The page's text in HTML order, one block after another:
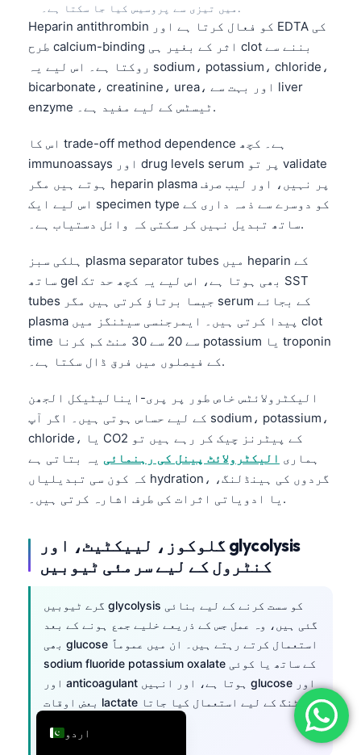
میں تیزی سے پروسیس کیا جا سکتا ہے۔.
Heparin antithrombin کو فعال کرتا ہے اور EDTA کی
طرح calcium-binding اثر کے بغیر ہی clot بننے سے
روکتا ہے۔ اس لیے یہ sodium، potassium، chloride،
bicarbonate، creatinine، urea، اور بہت سے liver
enzyme ٹیسٹس کے لیے مفید ہے۔.
اس کا trade-off method dependence ہے۔ کچھ
immunoassays اور drug levels serum پر تو validate
ہوتے ہیں مگر heparin plasma پر نہیں، اور لیب صرف
اس لیے ایک specimen type کو دوسرے سے ذمہ داری کے
ساتھ تبدیل نہیں کر سکتی کہ وائل دستیاب ہے۔.
ہلکی سبز plasma separator tubes میں heparin کے
ساتھ gel بھی ہوتا ہے، اس لیے یہ کچھ حد تک SST
tubes جیسا برتاؤ کرتی ہیں مگر serum کے بجائے
plasma پیدا کرتی ہیں۔ ایمرجنسی سیٹنگز میں clot
time سے 20 سے 30 منٹ کم کرنا potassium یا troponin
کے فیصلوں میں فرق ڈال سکتا ہے۔.
الیکٹرولائٹس خاص طور پر پری-اینالیٹیکل الجھن
کے لیے حساس ہوتی ہیں۔ اگر آپ sodium، potassium،
chloride، یا CO2 کے پیٹرنز چیک کر رہے ہیں تو
ہماری الیکٹرولائٹ پینل کی رہنمائی یہ بتاتی ہے
کہ کون سی تبدیلیاں hydration، گردوں کی ہینڈلنگ،
یا ادویاتی اثرات کی طرف اشارہ کرتی ہیں۔.
گلوکوز، لییکٹیٹ، اور glycolysis
کنٹرول کے لیے سرمئی ٹیوبیں
گرے ٹیوبیں glycolysis کو سست کرنے کے لیے بنائی
گئی ہیں، وہ عمل جس کے ذریعے خلیے جمع ہونے کے بعد
بھی glucose استعمال کرتے رہتے ہیں۔ ان میں عموماً
sodium fluoride potassium oxalate کے ساتھ یا کوئی
اور anticoagulant ہوتا ہے، اور انہیں glucose اور
بعض اوقات lactate ٹیسٹنگ کے لیے استعمال کیا جاتا
اردو
English
Deutsch
العربية
Français
Italiano
Español
Ελληνικά
Türkçe
Română
简体中文
Български
Nederlands
हिन्दी
Bahasa Indonesia
Հայերեն
Íslenska
Српски језик
Svenska
Azərbaycan dili
Eesti
日本語
Čeština